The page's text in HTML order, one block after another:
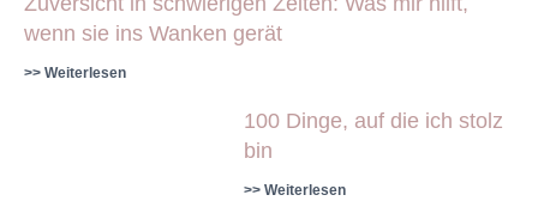
wenn sie ins Wanken gerät
>> Weiterlesen
100 Dinge, auf die ich stolz
bin
>> Weiterlesen